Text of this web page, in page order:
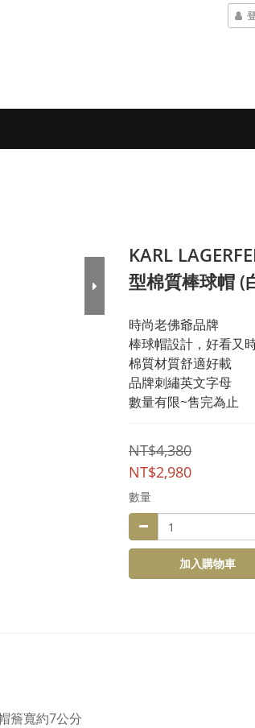
KARL
型棉質棒球帽 (
時尚老佛爺品牌
棒球帽設計，好看又
棉質材質舒適好載
品牌刺繡英文字母
數量有限~售完為止
NT$4,380
NT$2,980
數量
加入購物車
簷寬約7公分